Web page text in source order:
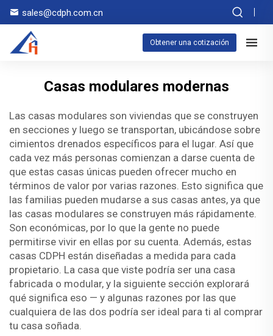
sales@cdph.com.cn
Obtener una cotización
Casas modulares modernas
Las casas modulares son viviendas que se construyen
en secciones y luego se transportan, ubicándose sobre
cimientos drenados específicos para el lugar. Así que
cada vez más personas comienzan a darse cuenta de
que estas casas únicas pueden ofrecer mucho en
términos de valor por varias razones. Esto significa que
las familias pueden mudarse a sus casas antes, ya que
las casas modulares se construyen más rápidamente.
Son económicas, por lo que la gente no puede
permitirse vivir en ellas por su cuenta. Además, estas
casas CDPH están diseñadas a medida para cada
propietario. La casa que viste podría ser una casa
fabricada o modular, y la siguiente sección explorará
qué significa eso — y algunas razones por las que
cualquiera de las dos podría ser ideal para ti al comprar
tu casa soñada.